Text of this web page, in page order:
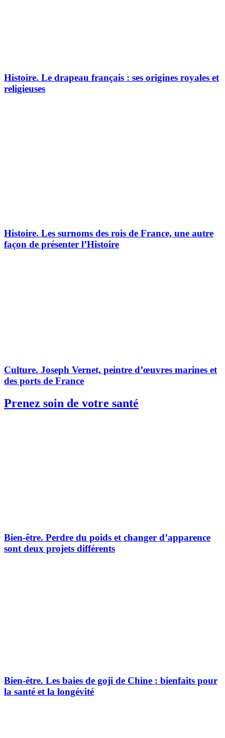
Histoire. Le drapeau français : ses origines royales et
religieuses
Histoire. Les surnoms des rois de France, une autre
façon de présenter l’Histoire
Culture. Joseph Vernet, peintre d’œuvres marines et
des ports de France
Prenez soin de votre santé
Bien-être. Perdre du poids et changer d’apparence
sont deux projets différents
Bien-être. Les baies de goji de Chine : bienfaits pour
la santé et la longévité